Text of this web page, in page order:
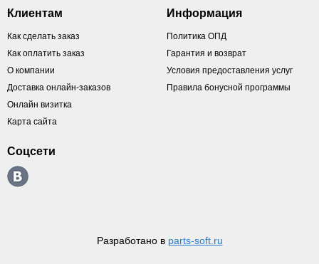
Клиентам
Как сделать заказ
Как оплатить заказ
О компании
Доставка онлайн-заказов
Онлайн визитка
Карта сайта
Информация
Политика ОПД
Гарантия и возврат
Условия предоставления услуг
Правила бонусной программы
Соцсети
Разработано в parts-soft.ru